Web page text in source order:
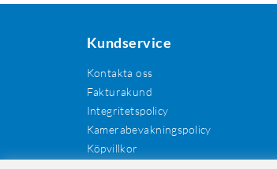
Kundservice
Kontakta oss
Fakturakund
Integritetspolicy
Kamerabevakningspolicy
Köpvillkor